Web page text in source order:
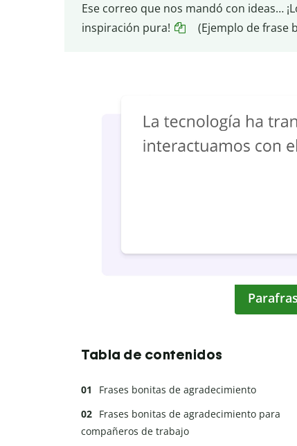
Ese correo que nos mandó con ideas…
inspiración pura!
(Ejemplo de frase
Tabla de contenidos
Frases bonitas de agradecimiento
Frases bonitas de agradecimiento para
compañeros de trabajo